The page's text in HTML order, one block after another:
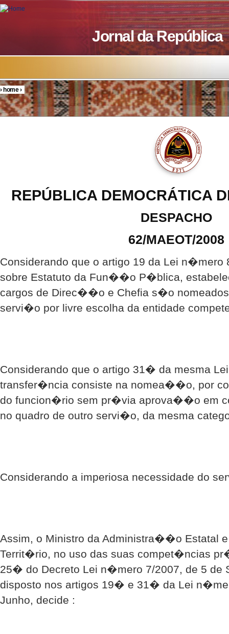
Skip to main content
Jornal da República
You are here
›home›
REPÚBLICA DEMOCRÁTICA
DESPACHO
62/MAEOT/2008
Considerando que o artigo 19 da Lei n�mero
sobre Estatuto da Fun��o P�blica,
cargos de Direc��o e Chefia s�o
servi�o por livre escolha da entidade
Considerando que o artigo 31� da mesma
transfer�ncia consiste na nomea��o, por
do funcion�rio sem pr�via aprova��o em
no quadro de outro servi�o, da mesma
Considerando a imperiosa necessidade do
Assim, o Ministro da Administra��o Estatal
Territ�rio, no uso das suas compet�ncias
25� do Decreto Lei n�mero 7/2007, de 5 de
disposto nos artigos 19� e 31� da Lei
Junho, decide :